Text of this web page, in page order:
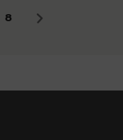
8 Nächstes